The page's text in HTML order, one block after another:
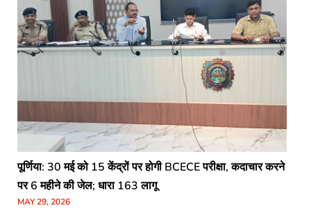
पूर्णिया: 30 मई को 15 केंद्रों पर होगी BCECE परीक्षा, कदाचार करने
पर 6 महीने की जेल; धारा 163 लागू
MAY 29, 2026